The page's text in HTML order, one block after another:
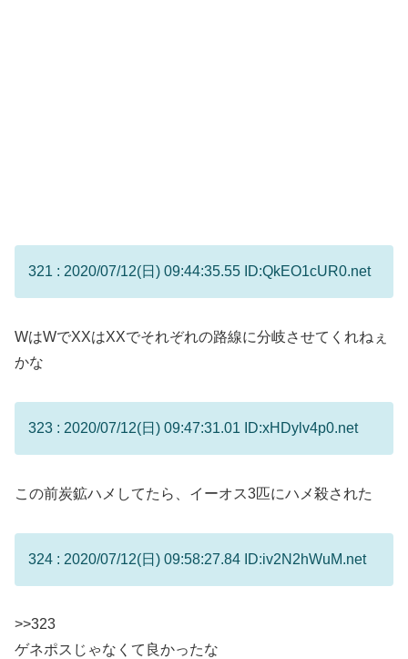
321 : 2020/07/12(日) 09:44:35.55 ID:QkEO1cUR0.net
WはWでXXはXXでそれぞれの路線に分岐させてくれねぇ
かな
323 : 2020/07/12(日) 09:47:31.01 ID:xHDylv4p0.net
この前炭鉱ハメしてたら、イーオス3匹にハメ殺された
324 : 2020/07/12(日) 09:58:27.84 ID:iv2N2hWuM.net
>>323
ゲネポスじゃなくて良かったな